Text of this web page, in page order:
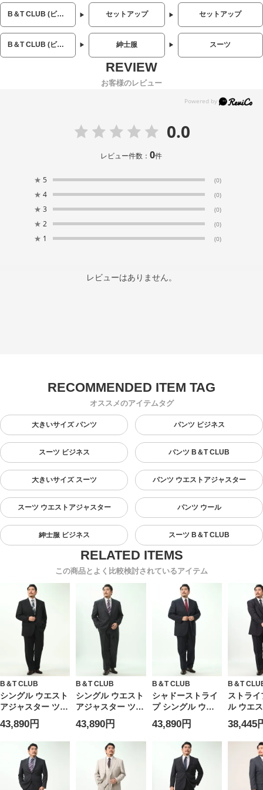
B＆T CLUB (ビーアンドティークラブ) セットアップ セットアップ
B＆T CLUB (ビーアンドティークラブ) 紳士服 スーツ
お客様のレビュー
0.0
レビュー件数：0件
★ 5 (0)
★ 4 (0)
★ 3 (0)
★ 2 (0)
★ 1 (0)
レビューはありません。
オススメのアイテムタグ
大きいサイズ パンツ パンツ ビジネス
スーツ ビジネス パンツ B＆T CLUB
大きいサイズ スーツ パンツ ウエストアジャスター
スーツ ウエストアジャスター パンツ ウール
紳士服 ビジネス スーツ B＆T CLUB
この商品とよく比較検討されているアイテム
B＆T CLUB
シングル ウエスト
アジャスター ツー
パンツ スーツ 股
ズレ防止 大シック
ワンタック アジャ
スター片側±3cm
両側合計±6cm 調
整可能 3L 4L 5L
KB体 B＆T CLUB
43,890円
B＆T CLUB
シングル ウエスト
アジャスター ツー
パンツ 3ピース ス
ーツ 股ズレ防止
大シック ワンタッ
ク アジャスター片
側±3cm 両側合計
±6cm 調整可能 3L
4L 5L 6L 7L 8L
43,890円
B＆T CLUB
シャドーストライ
プ シングル ウエ
ストアジャスター
ツーパンツ スーツ
股ズレ防止 大シッ
ク ワンタック ア
ジャスター片側
±3cm 両側合計
±6cm 調整可能 3L
43,890円
B＆T
ストラ
ル ウエ
スター
スーツ
大シッ
ク アジ
側±3cm
±6cm
4L 5L
38,445